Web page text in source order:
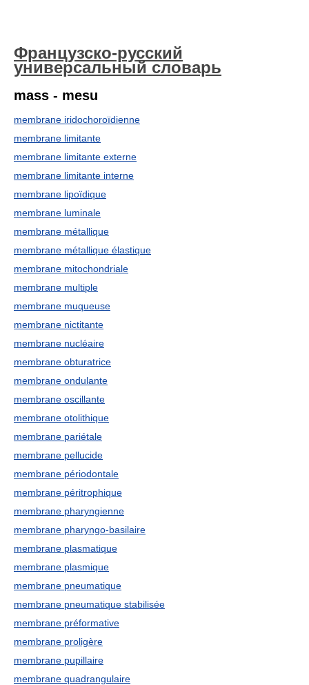
Французско-русский
универсальный словарь
mass - mesu
membrane iridochoroïdienne
membrane limitante
membrane limitante externe
membrane limitante interne
membrane lipoïdique
membrane luminale
membrane métallique
membrane métallique élastique
membrane mitochondriale
membrane multiple
membrane muqueuse
membrane nictitante
membrane nucléaire
membrane obturatrice
membrane ondulante
membrane oscillante
membrane otolithique
membrane pariétale
membrane pellucide
membrane périodontale
membrane péritrophique
membrane pharyngienne
membrane pharyngo-basilaire
membrane plasmatique
membrane plasmique
membrane pneumatique
membrane pneumatique stabilisée
membrane préformative
membrane proligère
membrane pupillaire
membrane quadrangulaire